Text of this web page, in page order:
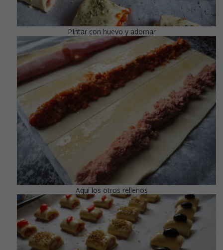
PIntar con huevo y adornar
Aquí los otros rellenos